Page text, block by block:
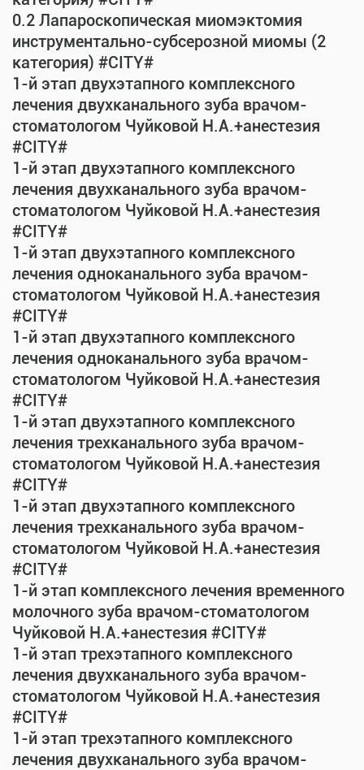
0.2 Лапароскопическая миомэктомия
инструментально-субсерозной миомы (2
категория) #CITY#
1-й этап двухэтапного комплексного
лечения двухканального зуба врачом-
стоматологом Чуйковой Н.А.+анестезия
#CITY#
1-й этап двухэтапного комплексного
лечения двухканального зуба врачом-
стоматологом Чуйковой Н.А.+анестезия
#CITY#
1-й этап двухэтапного комплексного
лечения одноканального зуба врачом-
стоматологом Чуйковой Н.А.+анестезия
#CITY#
1-й этап двухэтапного комплексного
лечения одноканального зуба врачом-
стоматологом Чуйковой Н.А.+анестезия
#CITY#
1-й этап двухэтапного комплексного
лечения трехканального зуба врачом-
стоматологом Чуйковой Н.А.+анестезия
#CITY#
1-й этап двухэтапного комплексного
лечения трехканального зуба врачом-
стоматологом Чуйковой Н.А.+анестезия
#CITY#
1-й этап комплексного лечения временного
молочного зуба врачом-стоматологом
Чуйковой Н.А.+анестезия #CITY#
1-й этап трехэтапного комплексного
лечения двухканального зуба врачом-
стоматологом Чуйковой Н.А.+анестезия
#CITY#
1-й этап трехэтапного комплексного
лечения двухканального зуба врачом-